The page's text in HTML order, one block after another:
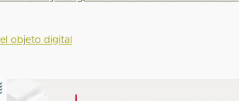
objeto digital